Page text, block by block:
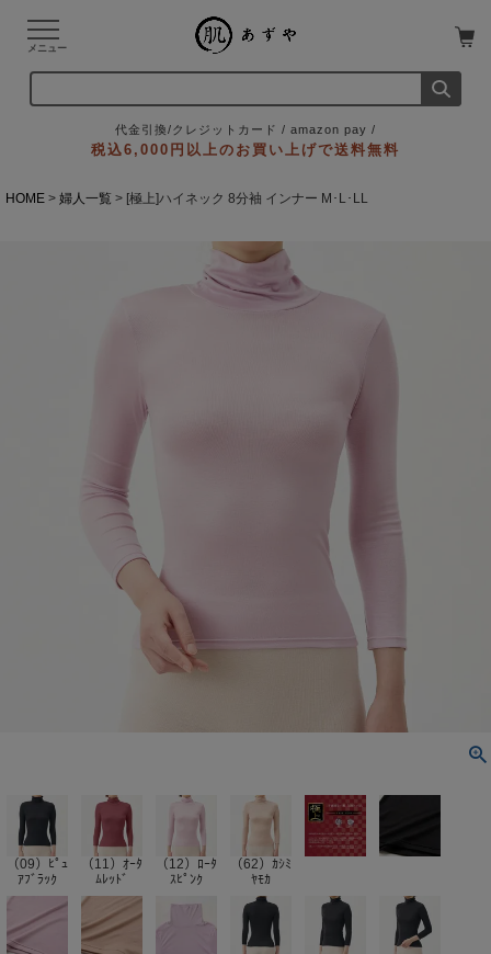
メニュー
代金引換/クレジットカード / amazon pay /
税込6,000円以上のお買い上げで送料無料
HOME 婦人一覧 [極上]ハイネック 8分袖 インナー M･L･LL
（09）ﾋﾟｭ
ｱﾌﾞﾗｯｸ
（11）ｵｰﾀ
ﾑﾚｯﾄﾞ
（12）ﾛｰﾀ
ｽﾋﾟﾝｸ
（62）ｶｼﾐ
ﾔﾓｶ